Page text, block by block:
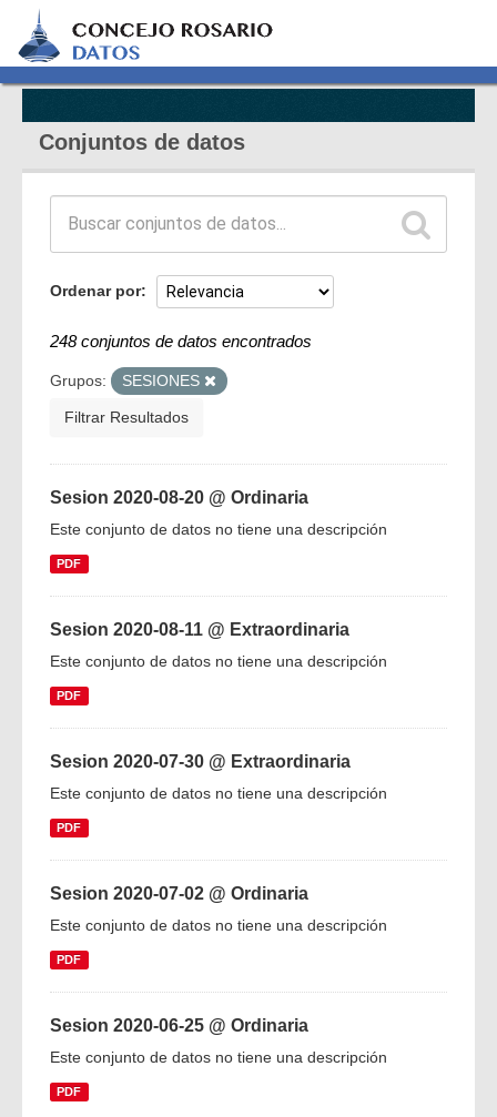
Conjuntos de datos
Ordenar por
248 conjuntos de datos encontrados
Grupos: SESIONES
Filtrar Resultados
Sesion 2020-08-20 @ Ordinaria
Este conjunto de datos no tiene una descripción
PDF
Sesion 2020-08-11 @ Extraordinaria
Este conjunto de datos no tiene una descripción
PDF
Sesion 2020-07-30 @ Extraordinaria
Este conjunto de datos no tiene una descripción
PDF
Sesion 2020-07-02 @ Ordinaria
Este conjunto de datos no tiene una descripción
PDF
Sesion 2020-06-25 @ Ordinaria
Este conjunto de datos no tiene una descripción
PDF